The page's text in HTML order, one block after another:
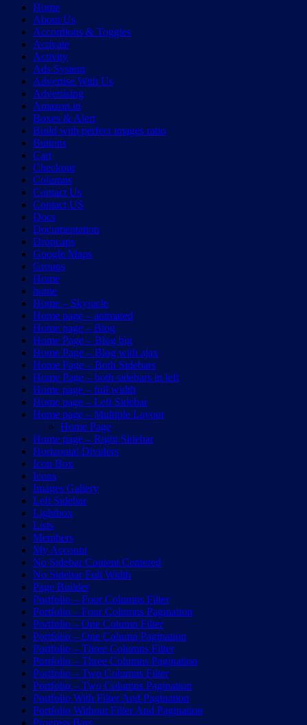
Home
About Us
Accordions & Toggles
Activate
Activity
Ads System
Advertise With Us
Advertising
Amazon.in
Boxes & Alert
Build with perfect images ratio
Buttons
Cart
Checkout
Columns
Contact Us
Contact US
Docs
Documentation
Dropcaps
Google Maps
Groups
Home
home
Home – Skyracle
Home page – animated
Home page – Blog
Home Page – Blog big
Home Page – Blog with ajax
Home Page – Both Sidebars
Home Page – both sidebars in left
Home page – full width
Home page – Left Sidebar
Home page – Multiple Layout
Home Page
Home page – Right Sidebar
Horizontal Dividers
Icon Box
Icons
Images Gallery
Left Sidebar
Lightbox
Lists
Members
My Account
No Sidebar Content Centered
No Sidebar Full Width
Page Builder
Portfolio – Four Columns Filter
Portfolio – Four Columns Pagination
Portfolio – One Column Filter
Portfolio – One Column Pagination
Portfolio – Three Columns Filter
Portfolio – Three Columns Pagination
Portfolio – Two Columns Filter
Portfolio – Two Columns Pagination
Portfolio With Filter And Pagination
Portfolio Without Filter And Pagination
Progress Bars